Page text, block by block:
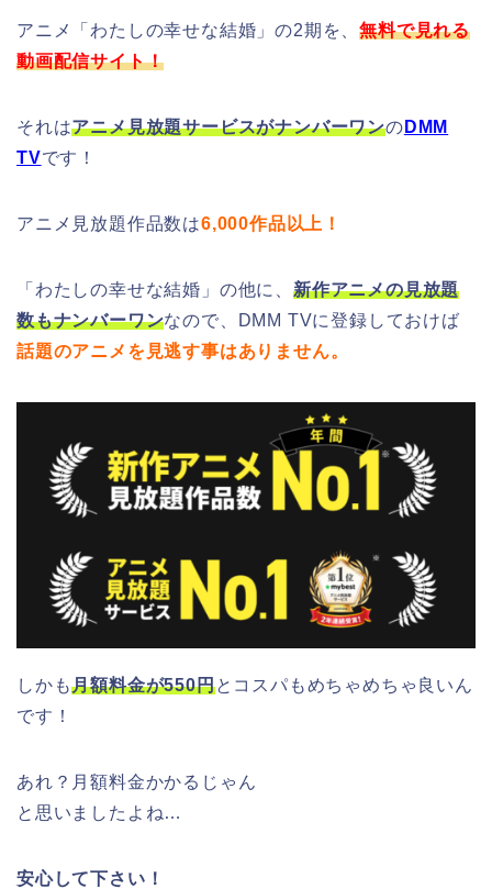
アニメ「わたしの幸せな結婚」の2期を、無料で見れる
動画配信サイト！
それはアニメ見放題サービスがナンバーワンの DMM
TVです！
アニメ見放題作品数は6,000作品以上！
「わたしの幸せな結婚」の他に、 新作アニメの見放題
数もナンバーワンなので、DMM TVに登録しておけば
話題のアニメを見逃す事はありません。
しかも月額料金が550円とコスパもめちゃめちゃ良いん
です！
あれ？月額料金かかるじゃん
と思いましたよね…
安心して下さい！